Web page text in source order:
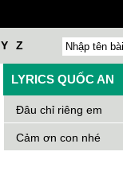
Y Z
LYRICS QUỐC AN
Đâu chỉ riêng em
Cảm ơn con nhé